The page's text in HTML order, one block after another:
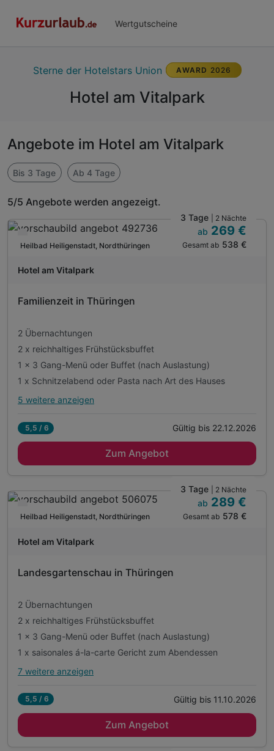
Wertgutscheine
Sterne der Hotelstars Union AWARD 2026
Hotel am Vitalpark
Angebote im Hotel am Vitalpark
Bis 3 Tage Ab 4 Tage
5/5 Angebote werden angezeigt.
WAR
202
Verfügbar bis Dezember
Heilbad Heiligenstadt, Nordthüringen
3 Tage | 2 Nächte
ab 269 €
Gesamt ab 538 €
Hotel am Vitalpark
Familienzeit in Thüringen
2 Übernachtungen
2 x reichhaltiges Frühstücksbuffet
1 x 3 Gang-Menü oder Buffet (nach Auslastung)
1 x Schnitzelabend oder Pasta nach Art des Hauses
Alle Inklusivleistungen
2 x reichhaltiges Frühstücksbuffet
1 x Schnitzelabend oder Pasta nach Art des Hauses
1 x Eintritt Sababurg oder Baumkronenpfad Hainich
1 x Lunchpaket für den Tagesausflug
inkl. Nutzung der Bade- & Saunawelt im Vitalpark
5 weitere anzeigen
5,5 / 6 Gültig bis 22.12.2026
Zum Angebot
WAR
202
Nur noch bis Oktober
Heilbad Heiligenstadt, Nordthüringen
3 Tage | 2 Nächte
ab 289 €
Gesamt ab 578 €
Hotel am Vitalpark
Landesgartenschau in Thüringen
2 Übernachtungen
2 x reichhaltiges Frühstücksbuffet
1 x 3 Gang-Menü oder Buffet (nach Auslastung)
1 x saisonales á-la-carte Gericht zum Abendessen
Alle Inklusivleistungen
2 x reichhaltiges Frühstücksbuffet
7 weitere anzeigen
5,5 / 6 Gültig bis 11.10.2026
Zum Angebot